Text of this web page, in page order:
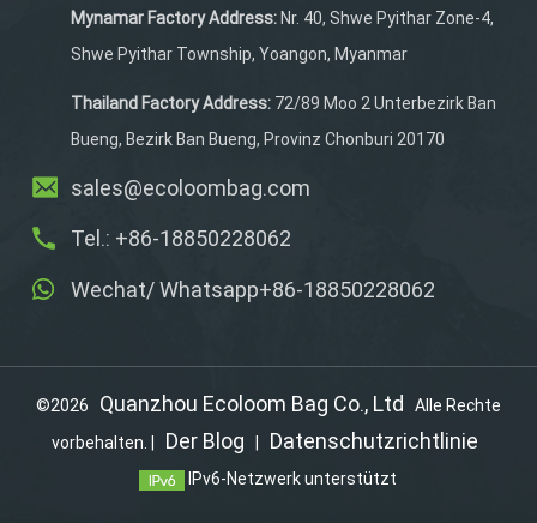
Mynamar Factory Address:Nr. 40, Shwe Pyithar Zone-4,
Shwe Pyithar Township, Yoangon, Myanmar
Thailand Factory Address:72/89 Moo 2 Unterbezirk Ban
Bueng, Bezirk Ban Bueng, Provinz Chonburi 20170
sales@ecoloombag.com
Tel.: +86-18850228062
Wechat/ Whatsapp+86-18850228062
©2026 Quanzhou Ecoloom Bag Co., Ltd
Alle Rechte
vorbehalten. |
Der Blog Datenschutzrichtlinie
IPv6-Netzwerk unterstützt